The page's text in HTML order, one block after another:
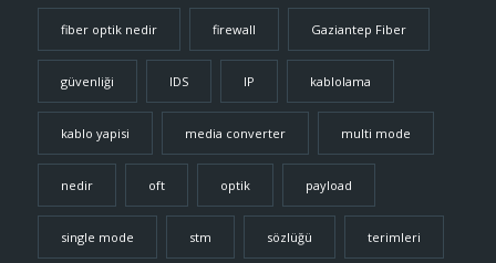
fiber optik nedir firewall Gaziantep Fiber
güvenliği IDS IP kablolama
kablo yapisi media converter multi mode
nedir oft optik payload
single mode stm sözlüğü terimleri